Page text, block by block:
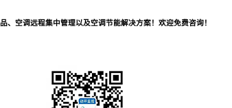
空调远程集中管理以及空调节能解决方案！欢迎免费咨询！